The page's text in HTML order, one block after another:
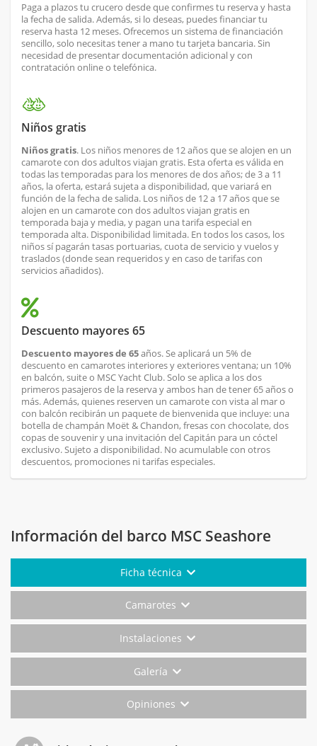
Paga a plazos tu crucero desde que confirmes tu reserva y hasta
la fecha de salida. Además, si lo deseas, puedes financiar tu
reserva hasta 12 meses. Ofrecemos un sistema de financiación
sencillo, solo necesitas tener a mano tu tarjeta bancaria. Sin
necesidad de presentar documentación adicional y con
contratación online o telefónica.
Niños gratis
Niños gratis. Los niños menores de 12 años que se alojen en un
camarote con dos adultos viajan gratis. Esta oferta es válida en
todas las temporadas para los menores de dos años; de 3 a 11
años, la oferta, estará sujeta a disponibilidad, que variará en
función de la fecha de salida. Los niños de 12 a 17 años que se
alojen en un camarote con dos adultos viajan gratis en
temporada baja y media, y pagan una tarifa especial en
temporada alta. Disponibilidad limitada. En todos los casos, los
niños sí pagarán tasas portuarias, cuota de servicio y vuelos y
traslados (donde sean requeridos y en caso de tarifas con
servicios añadidos).
Descuento mayores 65
Descuento mayores de 65años. Se aplicará un 5% de
descuento en camarotes interiores y exteriores ventana; un 10%
en balcón, suite o MSC Yacht Club. Solo se aplica a los dos
primeros pasajeros de la reserva y ambos han de tener 65 años o
más. Además, quienes reserven un camarote con vista al mar o
con balcón recibirán un paquete de bienvenida que incluye: una
botella de champán Moët & Chandon, fresas con chocolate, dos
copas de souvenir y una invitación del Capitán para un cóctel
exclusivo. Sujeto a disponibilidad. No acumulable con otros
descuentos, promociones ni tarifas especiales.
Información del barco MSC Seashore
Ficha técnica
Camarotes
Instalaciones
Galería
Opiniones